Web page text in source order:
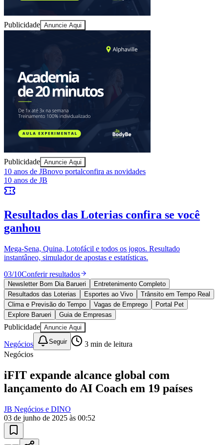
Sport
Publicidade Anuncie Aqui
Publicidade Anuncie Aqui
10 anos de JB novo portalconfira as novidades
10 anos de JB
Esportes ao Vivo
atualizadas